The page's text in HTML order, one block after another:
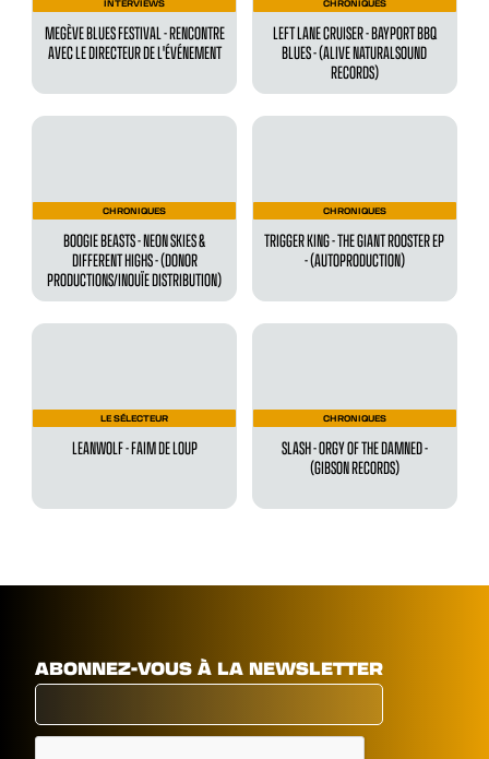
INTERVIEWS
MEGÈVE BLUES FESTIVAL - RENCONTRE
AVEC LE DIRECTEUR DE L'ÉVÉNEMENT
CHRONIQUES
LEFT LANE CRUISER - BAYPORT BBQ
BLUES - (ALIVE NATURALSOUND
RECORDS)
CHRONIQUES
BOOGIE BEASTS - NEON SKIES &
DIFFERENT HIGHS - (DONOR
PRODUCTIONS/INOUÏE DISTRIBUTION)
CHRONIQUES
TRIGGER KING - THE GIANT ROOSTER EP
- (AUTOPRODUCTION)
LE SÉLECTEUR
LEANWOLF - FAIM DE LOUP
CHRONIQUES
SLASH - ORGY OF THE DAMNED -
(GIBSON RECORDS)
ABONNEZ-VOUS À LA NEWSLETTER